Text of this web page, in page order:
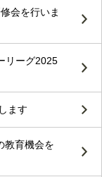
会を行いま
リーグ2025
ます
教育機会を